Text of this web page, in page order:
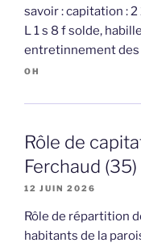
savoir : capitation :
L 1 s 8 f solde,
entretinnement des
OH
Rôle de
Ferchaud
12 JUIN 2026
Rôle de répartition
habitants de la